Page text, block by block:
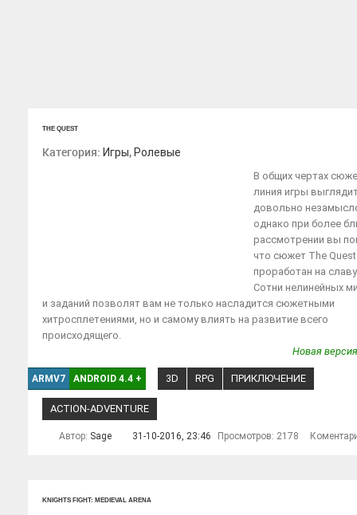
THE QUEST
Категория: Игры, Ролевые
В общих чертах
линия игры
довольно
однако при более
рассмотрении вы
что сюжет The Quest
проработан на
Сотни нелинейных
и заданий позволят вам не только насладится сюжетными
хитросплетениями, но и самому влиять на развитие всего
происходящего.
Новая
ARMV7 ANDROID 4.4 + 3D RPG ПРИКЛЮЧЕНИЕ
ACTION-ADVENTURE
Автор: Sage 31-10-2016, 23:46 Просмотров: 2178
KNIGHTS FIGHT: MEDIEVAL ARENA